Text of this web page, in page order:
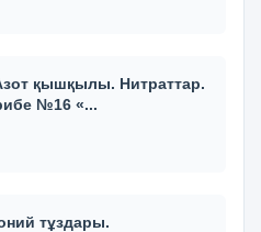
қышқылы. Нитраттар.
№16 «...
тұздары.